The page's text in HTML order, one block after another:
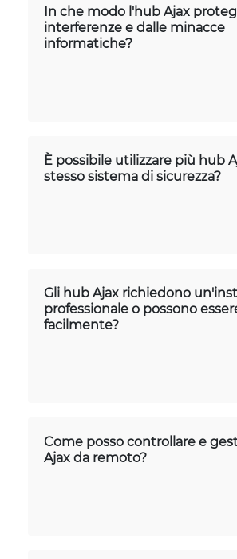
In che modo l'hub Ajax
interferenze e dalle minacce
informatiche?
È possibile utilizzare più hub
stesso sistema di sicurezza?
Gli hub Ajax richiedono
professionale o possono
facilmente?
Come posso controllare e
Ajax da remoto?